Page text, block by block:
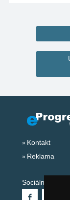
Kontakt
Reklama
Sociální sítě: